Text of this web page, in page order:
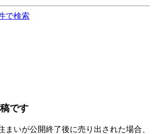
で検索
です
まいが公開終了後に売り出された場合、